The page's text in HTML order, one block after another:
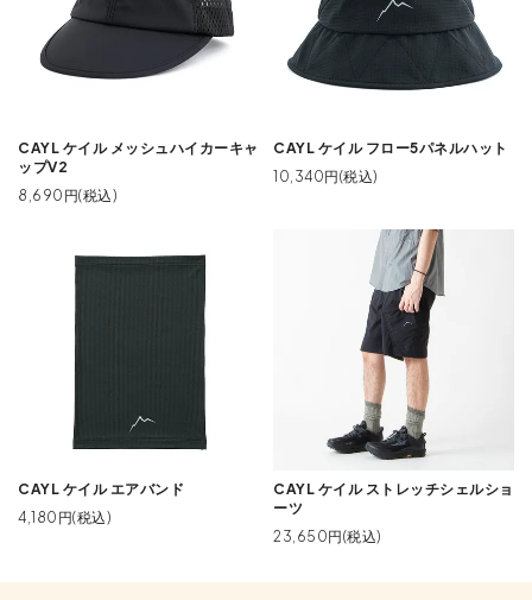
CAYL ケイル メッシュハイカーキャ
ップV2
8,690円(税込)
CAYL ケイル フロー5パネルハット
10,340円(税込)
CAYL ケイル エアバンド
4,180円(税込)
CAYL ケイル ストレッチシェルショ
ーツ
23,650円(税込)